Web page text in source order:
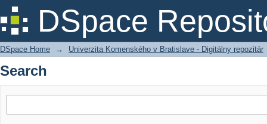
DSpace
Search
DSpace Home → Univerzita Komenského v Bratislave - Digitálny repozitár
Search